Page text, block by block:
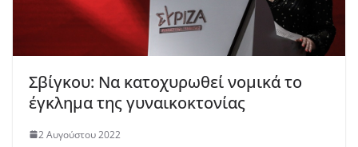
Σβίγκου: Να κατοχυρωθεί νομικά το
έγκλημα της γυναικοκτονίας
2 Αυγούστου 2022